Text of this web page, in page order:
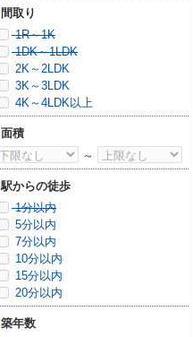
間取り
1R～1K
1DK～1LDK
2K～2LDK
3K～3LDK
4K～4LDK以上
面積
～
駅からの徒歩
1分以内
5分以内
7分以内
10分以内
15分以内
20分以内
築年数